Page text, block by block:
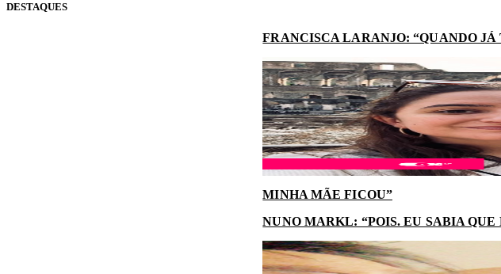
DESTAQUES
FRANCISCA LARANJO: “QUANDO
MINHA MÃE FICOU”
NUNO MARKL: “POIS. EU SABIA